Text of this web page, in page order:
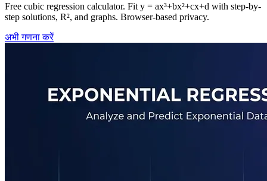
Free cubic regression calculator. Fit y = ax³+bx²+cx+d with step-by-
step solutions, R², and graphs. Browser-based privacy.
अभी गणना करें